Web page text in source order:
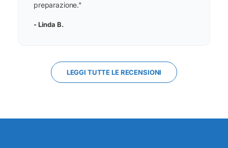
preparazione."
- Linda B.
LEGGI TUTTE LE RECENSIONI